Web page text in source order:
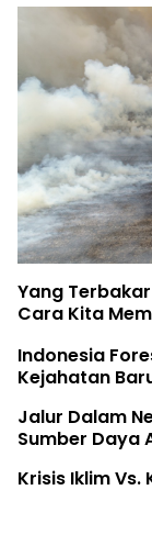
Yang
Cara Kita
Indonesia
Kejahatan
Jalur Dalam
Sumber Daya
Krisis Iklim